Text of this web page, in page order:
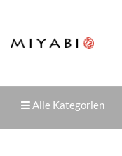
Alle Kategorien